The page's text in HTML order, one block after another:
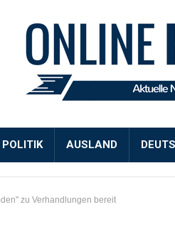
POLITIK AUSLAND
zu Verhandlungen bereit